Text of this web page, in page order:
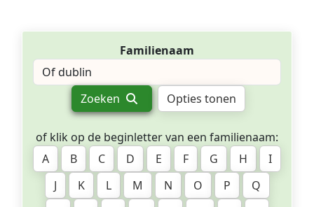
Familienaam
Zoeken Opties tonen
of klik op de beginletter van een familienaam:
A
B C D E F G H
I
J
K L M N O P
Q